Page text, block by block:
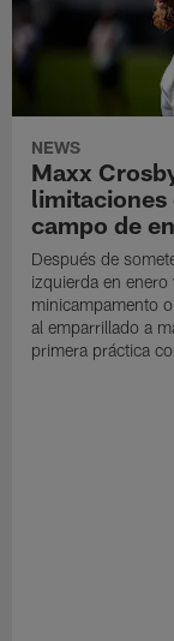
NEWS
Maxx
limitaciones
campo de
Después de
izquierda en
minicampamento
al emparrillado a
primera práctica